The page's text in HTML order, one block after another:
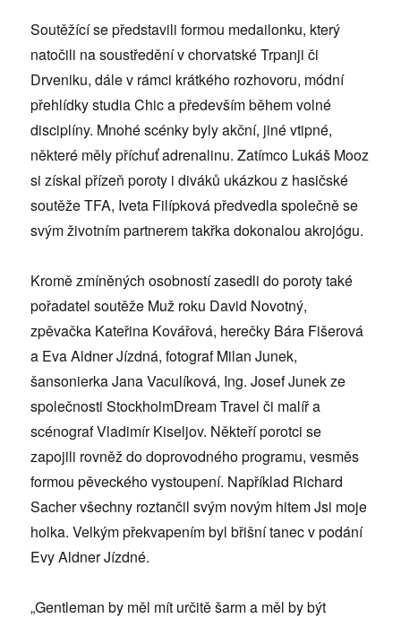
Soutěžící se představili formou medailonku, který
natočili na soustředění v chorvatské Trpanji či
Drveniku, dále v rámci krátkého rozhovoru, módní
přehlídky studia Chic a především během volné
disciplíny. Mnohé scénky byly akční, jiné vtipné,
některé měly příchuť adrenalinu. Zatímco Lukáš Mooz
si získal přízeň poroty i diváků ukázkou z hasičské
soutěže TFA, Iveta Filípková předvedla společně se
svým životním partnerem takřka dokonalou akrojógu.
Kromě zmíněných osobností zasedli do poroty také
pořadatel soutěže Muž roku David Novotný,
zpěvačka Kateřina Kovářová, herečky Bára Fišerová
a Eva Aldner Jízdná, fotograf Milan Junek,
šansonierka Jana Vaculíková, Ing. Josef Junek ze
společnosti StockholmDream Travel či malíř a
scénograf Vladimír Kiseljov. Někteří porotci se
zapojili rovněž do doprovodného programu, vesměs
formou pěveckého vystoupení. Například Richard
Sacher všechny roztančil svým novým hitem Jsi moje
holka. Velkým překvapením byl břišní tanec v podání
Evy Aldner Jízdné.
„Gentleman by měl mít určitě šarm a měl by být